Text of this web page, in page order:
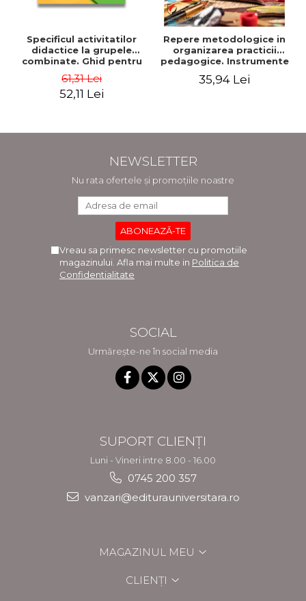
Specificul activitatilor
didactice la grupele
combinate. Ghid pentru
invatamantul prescolar -
Horatiu Catalano, Ion
61,31 Lei
52,11 Lei
Repere metodologice in
organizarea practicii
pedagogice. Instrumente
facultatii de arte.
35,94 Lei
NEWSLETTER
Nu rata ofertele și promoțiile noastre
Vreau sa primesc newsletter cu promotiile
magazinului. Afla mai multe in Politica de
Confidentialitate
SOCIAL
Urmărește-ne în social media
SUPORT CLIENȚI
Luni - Vineri intre 8.00 - 16.00
0745 200 357
vanzari@editurauniversitara.ro
MAGAZINUL MEU
CLIENȚI